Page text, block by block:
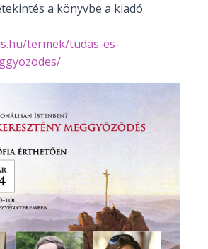
a könyvbe a kiadó
termek/tudas-es-